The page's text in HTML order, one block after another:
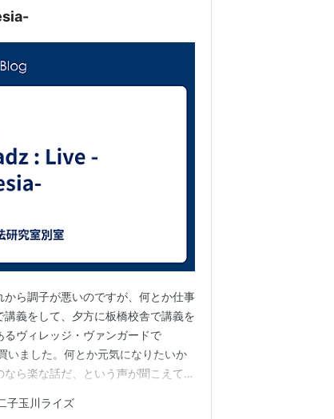
ら調子が悪いのですが、何とか仕事
義をして、夕方に板橋校舎で講義を
ヴィレッジ・ヴァンガードで
ました。何とか元気になりたいか
ら楽な話だ、という声が聞こえてき
ています。２曲目のBlue Bird…
子玉川ライズ